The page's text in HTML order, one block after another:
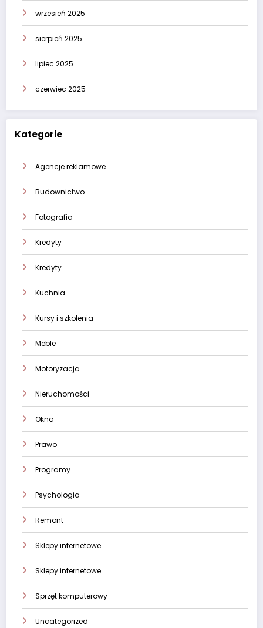
wrzesień 2025
sierpień 2025
lipiec 2025
czerwiec 2025
Kategorie
Agencje reklamowe
Budownictwo
Fotografia
Kredyty
Kredyty
Kuchnia
Kursy i szkolenia
Meble
Motoryzacja
Nieruchomości
Okna
Prawo
Programy
Psychologia
Remont
Sklepy internetowe
Sklepy internetowe
Sprzęt komputerowy
Uncategorized